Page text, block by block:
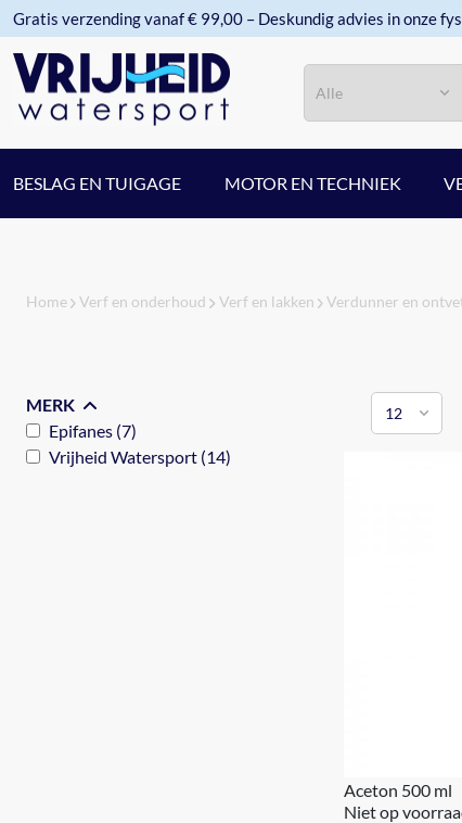
Gratis verzending vanaf € 99,00 – Deskundig advies in onze
BESLAG EN TUIGAGE MOTOR EN TECHNIEK
Home Verf en onderhoud Verf en lakken Verdunner en
MERK
Epifanes (7)
Vrijheid Watersport (14)
Aceton 500 ml
Niet op